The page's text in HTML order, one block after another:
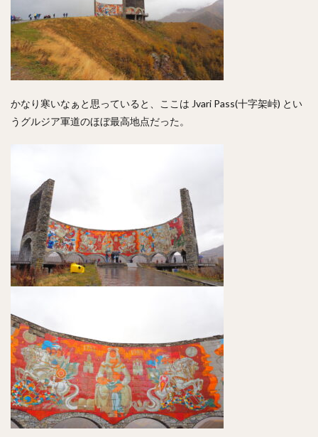
かなり寒いなぁと思っていると、ここは Jvari Pass(十字架峠) とい
うグルジア軍道のほぼ最高地点だった。